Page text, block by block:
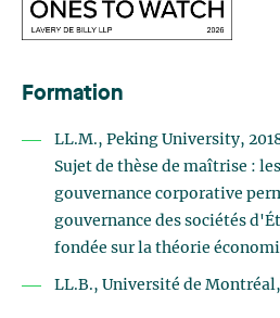
Formation
LL.M., Peking University,
Sujet de thèse de maîtrise :
gouvernance corporative
gouvernance des sociétés
fondée sur la théorie
LL.B., Université de Montréal,